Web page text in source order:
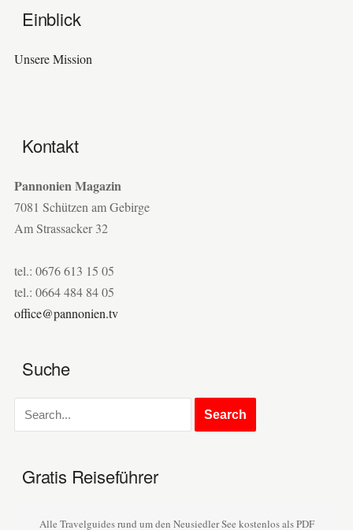
Einblick
Unsere Mission
Kontakt
Pannonien Magazin
7081 Schützen am Gebirge
Am Strassacker 32
tel.: 0676 613 15 05
tel.: 0664 484 84 05
office@pannonien.tv
Suche
Gratis Reiseführer
Alle Travelguides rund um den Neusiedler See kostenlos als PDF